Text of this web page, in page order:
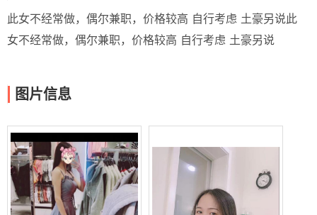
此女不经常做，偶尔兼职，价格较高 自行考虑 土豪另说此
女不经常做，偶尔兼职，价格较高 自行考虑 土豪另说
图片信息